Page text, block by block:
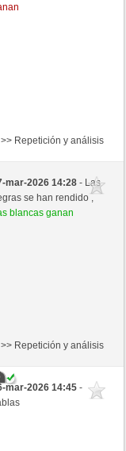
>> Repetición y análisis
mar-2026 14:28- Las
se han rendido ,
blancas ganan
>> Repetición y análisis
mar-2026 14:45-